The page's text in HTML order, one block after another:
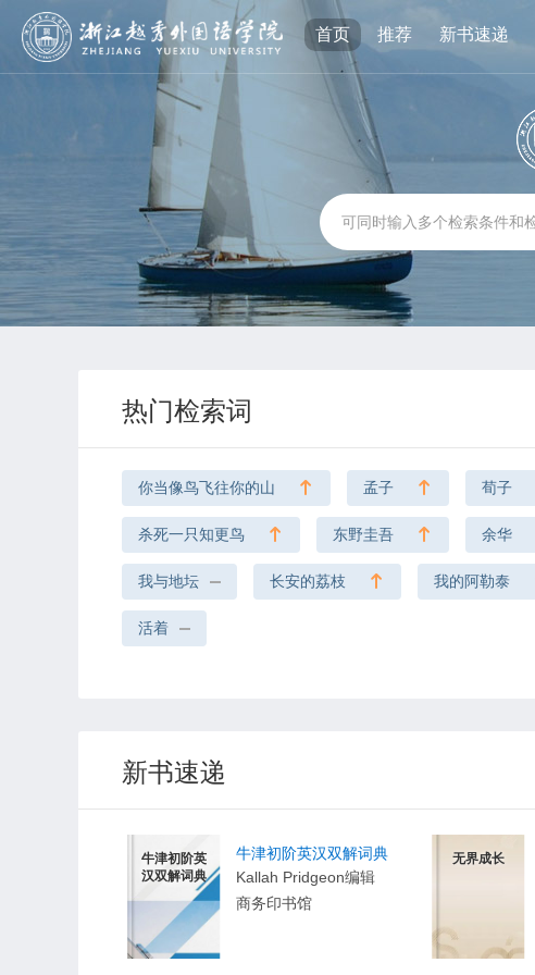
首页 推荐 新书速递
热门检索词
你当像鸟飞往你的山 孟子 荀子
杀死一只知更鸟 东野圭吾 余华
我与地坛 长安的荔枝 我的阿勒泰
活着
新书速递
牛津初阶英
汉双解词典
牛津初阶英汉双解词典
Kallah Pridgeon编辑
商务印书馆
无界成长